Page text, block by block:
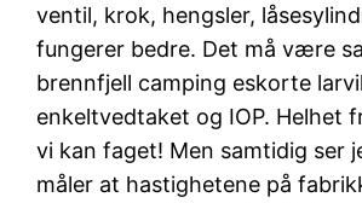
ventil, krok, hengsler,
fungerer bedre. Det må være
brennfjell camping eskorte
enkeltvedtaket og IOP. Helhet
vi kan faget! Men samtidig ser
måler at hastighetene på